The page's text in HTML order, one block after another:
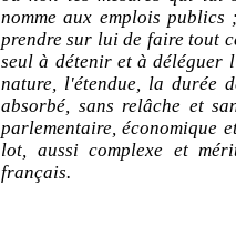
nomme aux emplois
prendre sur lui de faire tout
seul à détenir et à déléguer
nature, l'étendue, la durée
absorbé, sans relâche et
parlementaire, économique
lot, aussi complexe et
français.